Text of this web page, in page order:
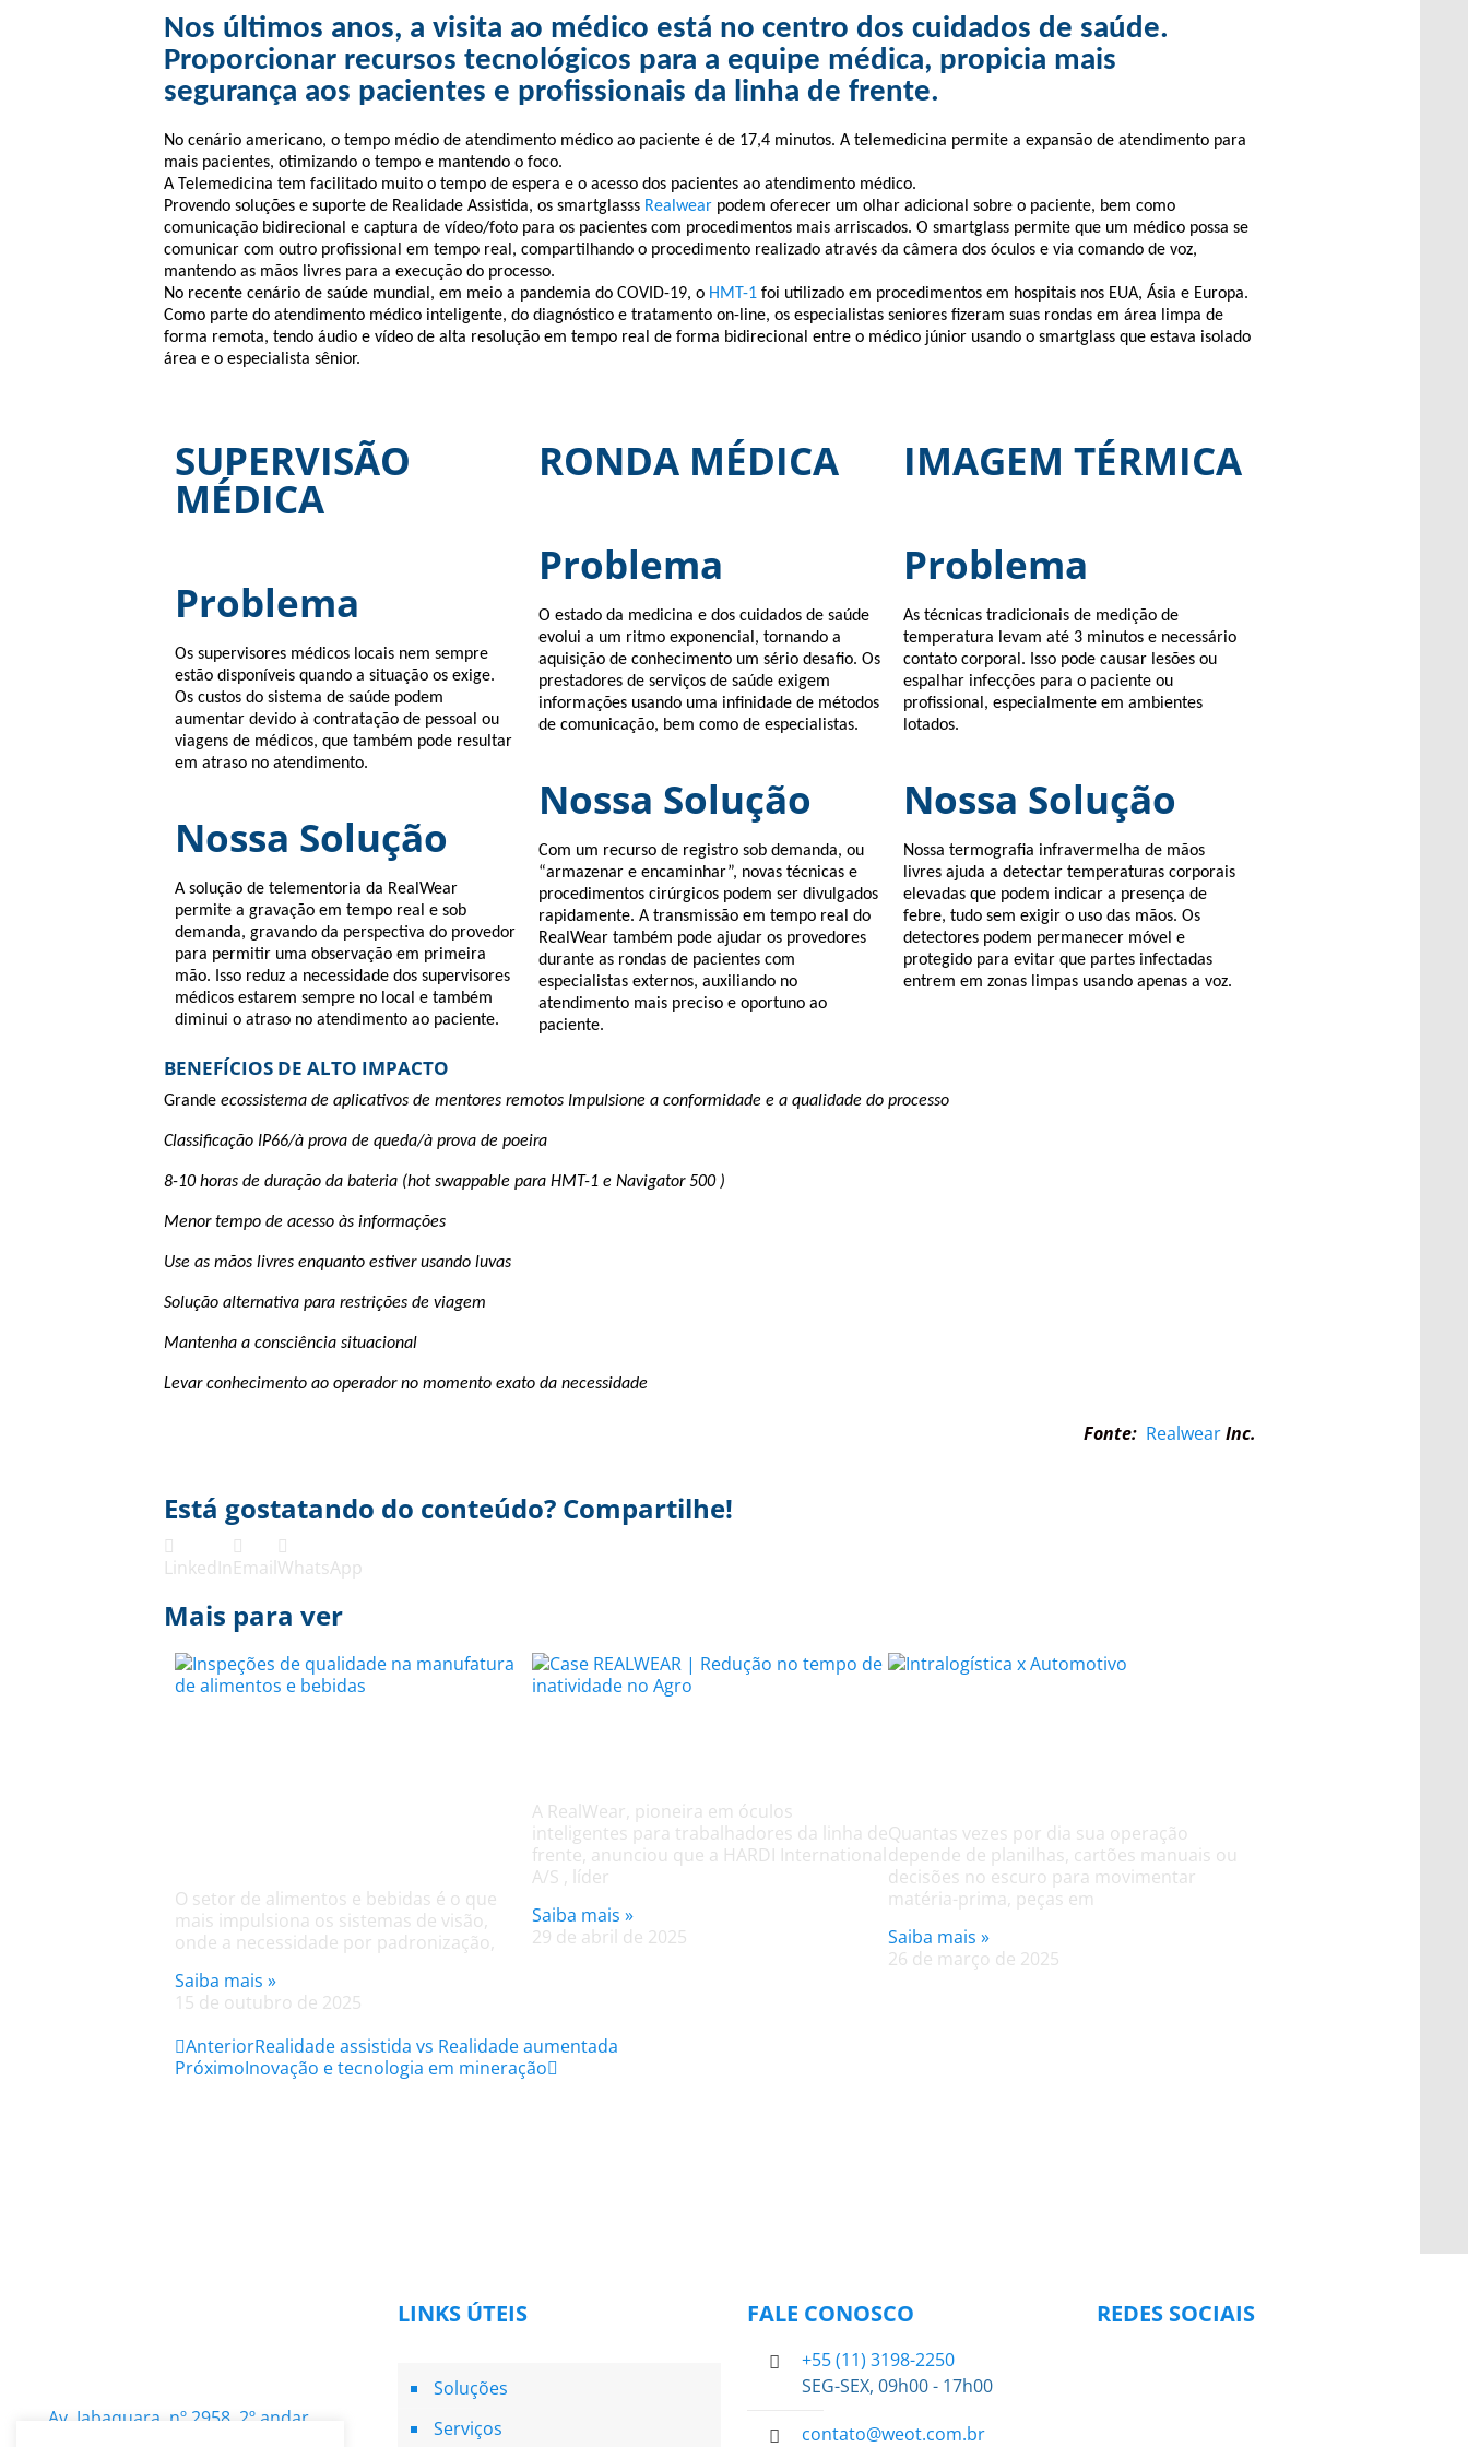
Nos últimos anos, a visita ao médico está no centro dos cuidados de saúde.
Proporcionar recursos tecnológicos para a equipe médica, propicia mais
segurança aos pacientes e profissionais da linha de frente.
No cenário americano, o tempo médio de atendimento médico ao paciente é de 17,4 minutos. A telemedicina permite a expansão de atendimento para
mais pacientes, otimizando o tempo e mantendo o foco.
A Telemedicina tem facilitado muito o tempo de espera e o acesso dos pacientes ao atendimento médico.
Provendo soluções e suporte de Realidade Assistida, os smartglasss Realwear podem oferecer um olhar adicional sobre o paciente, bem como
comunicação bidirecional e captura de vídeo/foto para os pacientes com procedimentos mais arriscados. O smartglass permite que um médico possa se
comunicar com outro profissional em tempo real, compartilhando o procedimento realizado através da câmera dos óculos e via comando de voz,
mantendo as mãos livres para a execução do processo.
No recente cenário de saúde mundial, em meio a pandemia do COVID-19, o HMT-1 foi utilizado em procedimentos em hospitais nos EUA, Ásia e Europa.
Como parte do atendimento médico inteligente, do diagnóstico e tratamento on-line, os especialistas seniores fizeram suas rondas em área limpa de
forma remota, tendo áudio e vídeo de alta resolução em tempo real de forma bidirecional entre o médico júnior usando o smartglass que estava isolado
área e o especialista sênior.
SUPERVISÃO
MÉDICA
Problema
Os supervisores médicos locais nem sempre
estão disponíveis quando a situação os exige.
Os custos do sistema de saúde podem
aumentar devido à contratação de pessoal ou
viagens de médicos, que também pode resultar
em atraso no atendimento.
Nossa Solução
A solução de telementoria da RealWear
permite a gravação em tempo real e sob
demanda, gravando da perspectiva do provedor
para permitir uma observação em primeira
mão. Isso reduz a necessidade dos supervisores
médicos estarem sempre no local e também
diminui o atraso no atendimento ao paciente.
RONDA MÉDICA
Problema
O estado da medicina e dos cuidados de saúde
evolui a um ritmo exponencial, tornando a
aquisição de conhecimento um sério desafio. Os
prestadores de serviços de saúde exigem
informações usando uma infinidade de métodos
de comunicação, bem como de especialistas.
Nossa Solução
Com um recurso de registro sob demanda, ou
“armazenar e encaminhar”, novas técnicas e
procedimentos cirúrgicos podem ser divulgados
rapidamente. A transmissão em tempo real do
RealWear também pode ajudar os provedores
durante as rondas de pacientes com
especialistas externos, auxiliando no
atendimento mais preciso e oportuno ao
paciente.
IMAGEM TÉRMICA
Problema
As técnicas tradicionais de medição de
temperatura levam até 3 minutos e necessário
contato corporal. Isso pode causar lesões ou
espalhar infecções para o paciente ou
profissional, especialmente em ambientes
lotados.
Nossa Solução
Nossa termografia infravermelha de mãos
livres ajuda a detectar temperaturas corporais
elevadas que podem indicar a presença de
febre, tudo sem exigir o uso das mãos. Os
detectores podem permanecer móvel e
protegido para evitar que partes infectadas
entrem em zonas limpas usando apenas a voz.
BENEFÍCIOS DE ALTO IMPACTO
Grande ecossistema de aplicativos de mentores remotos Impulsione a conformidade e a qualidade do processo
Classificação IP66/à prova de queda/à prova de poeira
8-10 horas de duração da bateria (hot swappable para HMT-1 e Navigator 500 )
Menor tempo de acesso às informações
Use as mãos livres enquanto estiver usando luvas
Solução alternativa para restrições de viagem
Mantenha a consciência situacional
Levar conhecimento ao operador no momento exato da necessidade
Fonte: RealwearInc.
Está gostatando do conteúdo? Compartilhe!
LinkedInEmail WhatsApp
Mais para ver
O setor de alimentos e bebidas é o que
mais impulsiona os sistemas de visão,
onde a necessidade por padronização,
Saiba mais »
15 de outubro de 2025
A RealWear, pioneira em óculos
inteligentes para trabalhadores da linha de
frente, anunciou que a HARDI International
A/S , líder
Saiba mais »
29 de abril de 2025
Quantas vezes por dia sua operação
depende de planilhas, cartões manuais ou
decisões no escuro para movimentar
matéria-prima, peças em
Saiba mais »
26 de março de 2025
AnteriorRealidade assistida vs Realidade aumentada
PróximoInovação e tecnologia em mineração
Av. Jabaquara, nº 2958, 2º andar
LINKS ÚTEIS
Soluções
Serviços
FALE CONOSCO
+55 (11) 3198-2250
SEG-SEX, 09h00 - 17h00
contato@weot.com.br
REDES SOCIAIS